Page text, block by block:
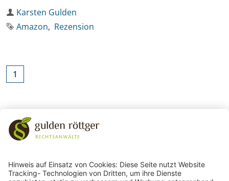
Autor
Karsten Gulden
Schlagworte
Amazon Rezension
1
Zurück zu den Schlagworten
gulden röttger rechtsanwälte